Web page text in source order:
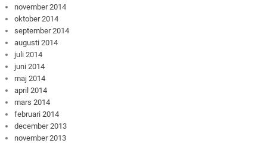
november 2014
oktober 2014
september 2014
augusti 2014
juli 2014
juni 2014
maj 2014
april 2014
mars 2014
februari 2014
december 2013
november 2013